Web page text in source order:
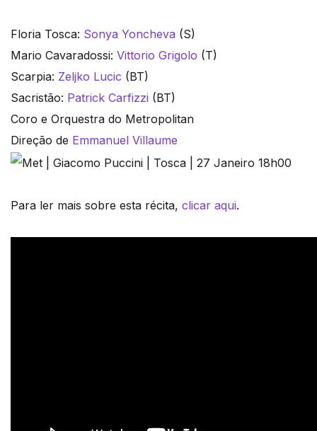
Floria Tosca: Sonya Yoncheva (S)
Mario Cavaradossi: Vittorio Grigolo (T)
Scarpia: Zeljko Lucic (BT)
Sacristão: Patrick Carfizzi (BT)
Coro e Orquestra do Metropolitan
Direção de Emmanuel Villaume
Para ler mais sobre esta récita, clicar aqui.